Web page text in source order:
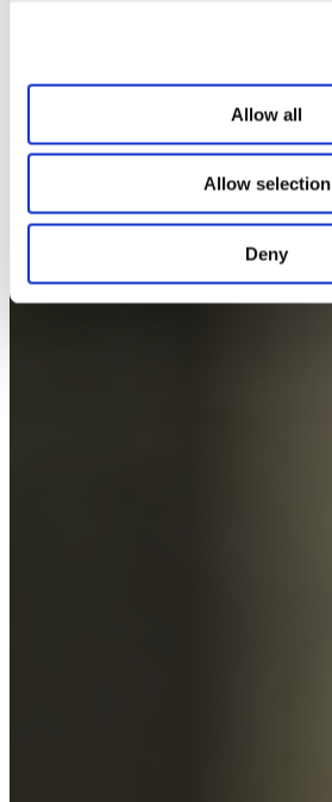
Allow all
Allow selection
Deny